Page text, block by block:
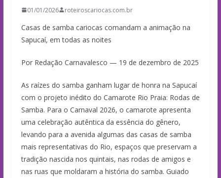
01/01/2026 roteiroscariocas.com.br
Casas de samba cariocas comandam a animação na
Sapucaí, em todas as noites
Por Redação Carnavalesco — 19 de dezembro de 2025
As raízes do samba ganham lugar de honra na Sapucaí
com o projeto inédito do Camarote Rio Praia: Rodas de
Samba. Para o Carnaval 2026, o camarote apresenta
uma celebração autêntica da essência do gênero,
levando para a avenida algumas das casas de samba
mais representativas do Rio, espaços que preservam a
tradição nascida nos quintais, nas rodas de amigos e
nas ruas que moldaram a história do samba. Guiado